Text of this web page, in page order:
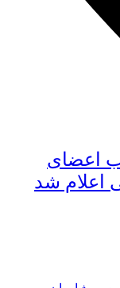
اعضای
اعلام شد